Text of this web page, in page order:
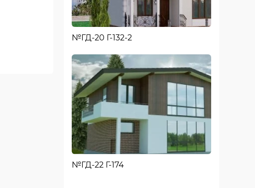
Второй этаж
№ГД-20 Г-132-2
№ГД-22 Г-174